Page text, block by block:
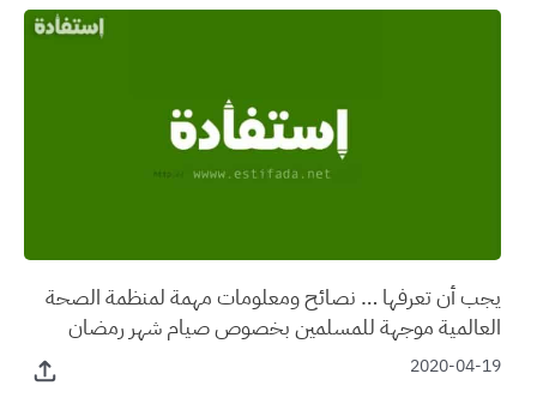
يجب أن تعرفها … نصائح ومعلومات مهمة لمنظمة الصحة
العالمية موجهة للمسلمين بخصوص صيام شهر رمضان
2020-04-19